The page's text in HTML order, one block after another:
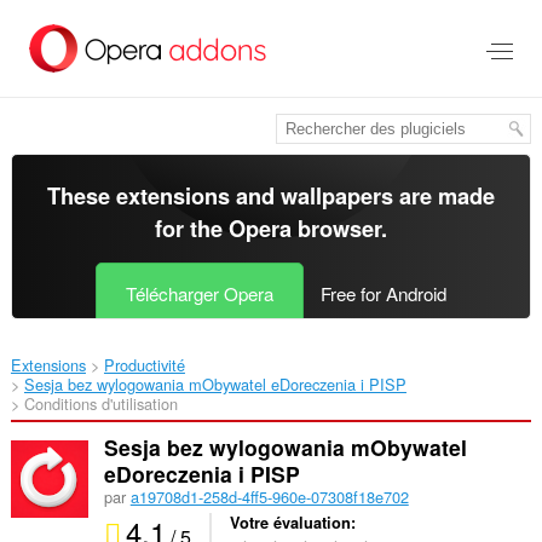
contenu
These extensions and wallpapers are made
for theOpera browser.
Télécharger Opera Free for Android
Extensions
Productivité
Sesja bez wylogowania mObywatel eDoreczenia i PISP‎
Conditions d'utilisation
Sesja bez wylogowania mObywatel
eDoreczenia i PISP
par a19708d1-258d-4ff5-960e-07308f18e702
4.1 / 5 Votre évaluation